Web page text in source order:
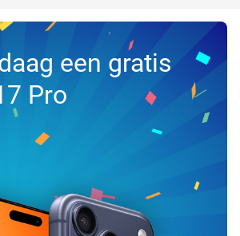
een gratis
Pro